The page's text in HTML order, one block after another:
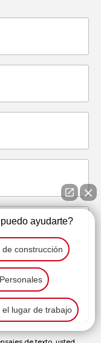
ayudarte?
de construcción
el lugar de trabajo